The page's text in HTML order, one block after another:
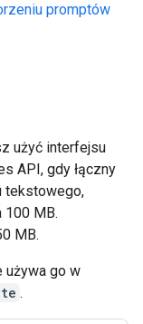
promptów
użyć interfejsu
API, gdy łączny
tekstowego,
MB.
MB.
używa go w
.